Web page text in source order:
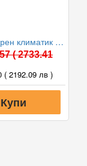
Инверторен климатик Panasonic CS-Z25ZKEW/CU-Z25ZKE ETHEREA 2023, 9000 BTU, Клас A+++
( 2733.41
( 2192.09 лв )
Купи